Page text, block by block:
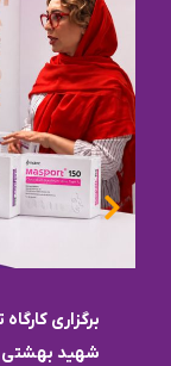
برگزاری
شهید بهشتی